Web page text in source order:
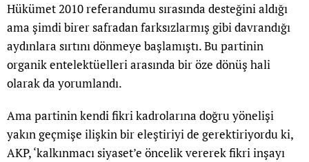
Hükümet 2010 referandumu sırasında desteğini aldığı
ama şimdi birer safradan farksızlarmış gibi davrandığı
aydınlara sırtını dönmeye başlamıştı. Bu partinin
organik entelektüelleri arasında bir öze dönüş hali
olarak da yorumlandı.
Ama partinin kendi fikri kadrolarına doğru yönelişi
yakın geçmişe ilişkin bir eleştiriyi de gerektiriyordu ki,
AKP, ‘kalkınmacı siyaset’e öncelik vererek fikri inşayı